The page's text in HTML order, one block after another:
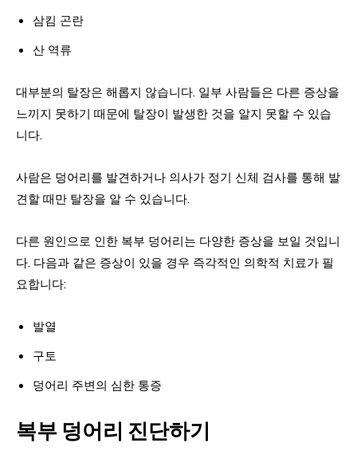
삼킴 곤란
산 역류
대부분의 탈장은 해롭지 않습니다. 일부 사람들은 다른 증상을
느끼지 못하기 때문에 탈장이 발생한 것을 알지 못할 수 있습
니다.
사람은 덩어리를 발견하거나 의사가 정기 신체 검사를 통해 발
견할 때만 탈장을 알 수 있습니다.
다른 원인으로 인한 복부 덩어리는 다양한 증상을 보일 것입니
다. 다음과 같은 증상이 있을 경우 즉각적인 의학적 치료가 필
요합니다:
발열
구토
덩어리 주변의 심한 통증
복부 덩어리 진단하기